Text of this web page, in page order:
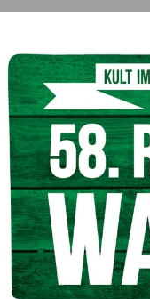
wird immer
Das Ziel ist
Träger Öl, Gas
stärker als derzeit
oder
effizienter, günstiger
einer Wende
Kosten